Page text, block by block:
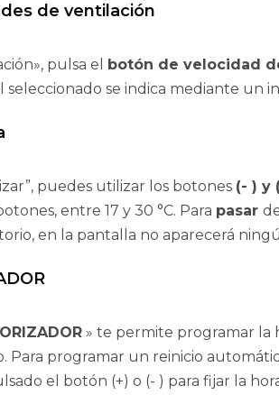
de ventilación
pulsa el botón de velocidad
seleccionado se indica mediante un
puedes utilizar los botones (- ) y
entre 17 y 30 °C. Para pasar
en la pantalla no aparecerá
» te permite programar la
Para programar un reinicio
el botón (+) o (- ) para fijar la